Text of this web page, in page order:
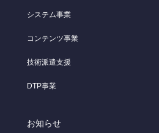
システム事業
コンテンツ事業
技術派遣支援
DTP事業
お知らせ